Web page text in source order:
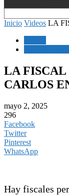
Inicio Videos LA
LA FISCAL
CARLOS
mayo 2, 2025
296
Facebook
Twitter
Pinterest
WhatsApp
Hay fiscales